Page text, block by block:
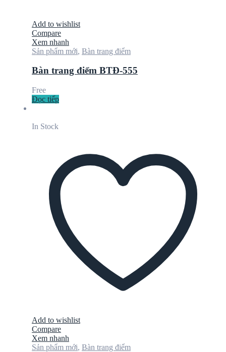
Add to wishlist
Compare
Xem nhanh
Sản phẩm mới, Bàn trang điểm
Bàn trang điểm BTĐ-555
Free
Đọc tiếp
In Stock
Add to wishlist
Compare
Xem nhanh
Sản phẩm mới, Bàn trang điểm